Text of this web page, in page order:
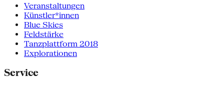
Veranstaltungen
Künstler*innen
Blue Skies
Feldstärke
Tanzplattform 2018
Explorationen
Service